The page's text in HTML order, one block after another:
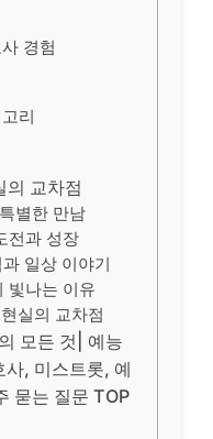
경험
리
의 교차점
별한 만남
전과 성장
일상 이야기
빛나는 이유
실의 교차점
모든 것| 예능
, 미스트롯, 예
묻는 질문 TOP